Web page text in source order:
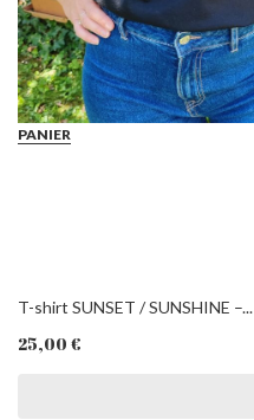
PANIER
T-shirt SUNSET / SUNSHINE –...
25,00 €